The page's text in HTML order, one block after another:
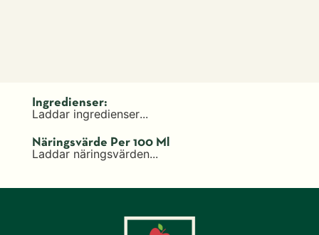
Ingredienser:
Laddar ingredienser...
Näringsvärde Per 100 Ml
Laddar näringsvärden...